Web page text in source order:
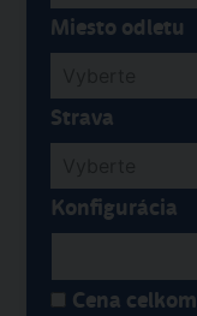
Miesto odletu
Strava
Konfigurácia
Cena celkom